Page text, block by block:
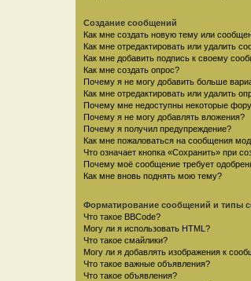
Создание сообщений
Как мне создать новую тему или
Как мне отредактировать или удалить
Как мне добавить подпись к своему
Как мне создать опрос?
Почему я не могу добавить больше
Как мне отредактировать или удалить
Почему мне недоступны некоторые
Почему я не могу добавлять вложения?
Почему я получил предупреждение?
Как мне пожаловаться на сообщения
Что означает кнопка «Сохранить» при
Почему моё сообщение требует
Как мне вновь поднять мою тему?
Форматирование сообщений и типы
Что такое BBCode?
Могу ли я использовать HTML?
Что такое смайлики?
Могу ли я добавлять изображения к
Что такое важные объявления?
Что такое объявления?